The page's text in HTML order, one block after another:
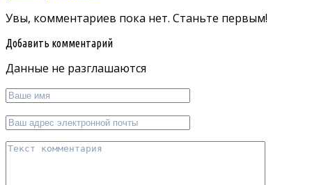
Увы, комментариев пока нет. Станьте первым!
Добавить комментарий
Данные не разглашаются